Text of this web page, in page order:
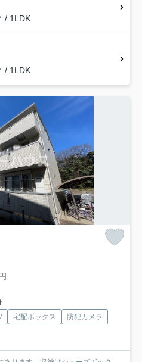
/ 1LDK
/ 1LDK
宅配ボックス
防犯カメラ